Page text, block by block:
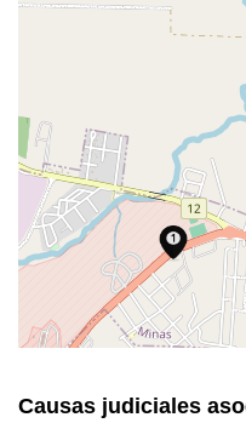
Causas judiciales